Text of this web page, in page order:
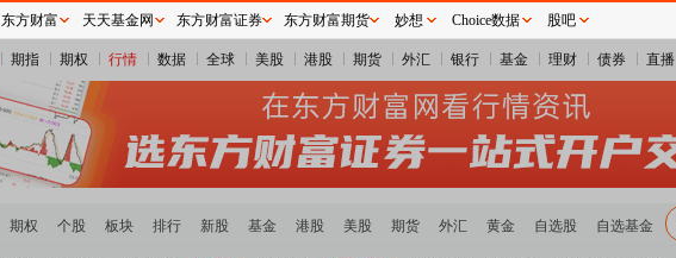
期指 期权 行情 数据 全球 美股 港股 期货 外汇 银行 基金 理财 债券 直播
期权 个股 板块 排行 新股 基金 港股 美股 期货 外汇 黄金 自选股 自选基金
东方财富 天天基金网 东方财富证券 东方财富期货 妙想 Choice数据 股吧